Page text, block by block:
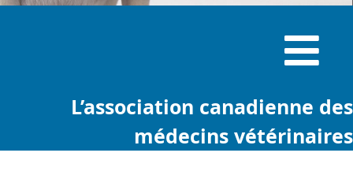
L’association canadienne des
médecins vétérinaires